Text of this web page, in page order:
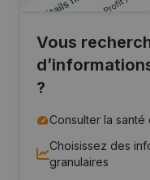
Vous
?
Consulter la
Choisissez des
granulaires